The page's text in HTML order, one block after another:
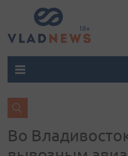
Во